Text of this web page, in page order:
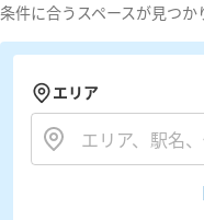
条件に合うスペースが見つか
エリア